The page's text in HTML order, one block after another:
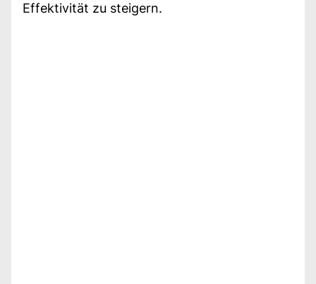
Effektivität zu steigern.